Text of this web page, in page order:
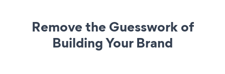
Remove the Guesswork of
Building Your Brand